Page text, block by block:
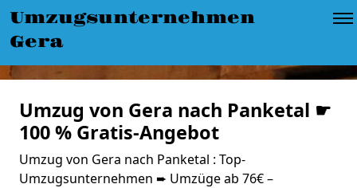
Umzugsunternehmen
Gera
Umzug von Gera nach Panketal ☛
100 % Gratis-Angebot
Umzug von Gera nach Panketal : Top-
Umzugsunternehmen ➨ Umzüge ab 76€ –